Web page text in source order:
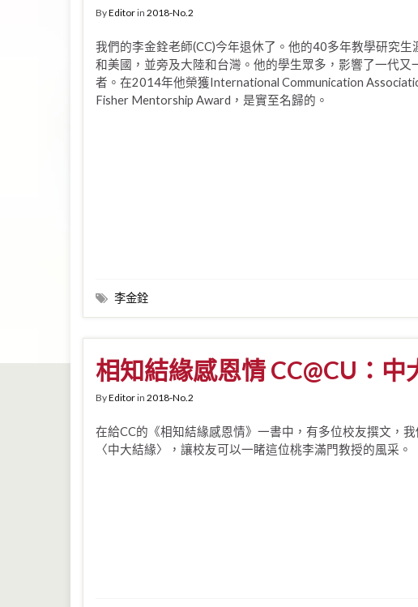
ByEditorin 2018-No.2
我們的李金銓老師(CC)今年退休了。他的40多年教學研究生
和美國，並旁及大陸和台灣。他的學生眾多，影響了一代又
者。在2014年他榮獲International Communication
Fisher Mentorship Award，是實至名歸的。
李金銓
相知結緣感恩情 CC@CU：中
ByEditorin 2018-No.2
在給CC的《相知結緣感恩情》一書中，有多位校友撰文，
〈中大結緣〉，讓校友可以一睹這位桃李滿門教授的風采。